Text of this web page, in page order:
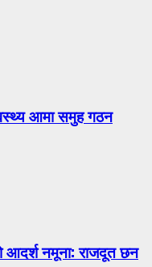
आमा समुह गठन
आदर्श नमूना: राजदूत छन